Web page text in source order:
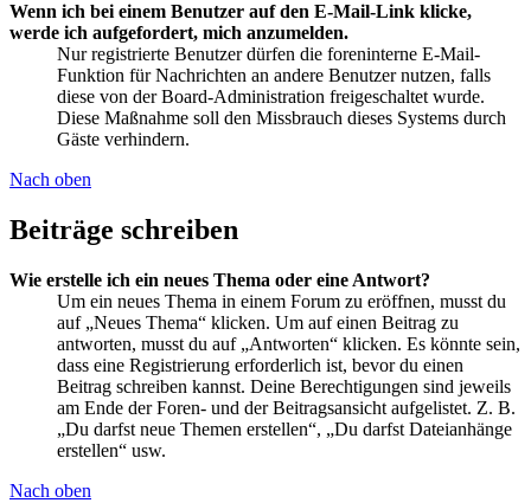
Wenn ich bei einem Benutzer auf den E-Mail-Link klicke,
werde ich aufgefordert, mich anzumelden.
Nur registrierte Benutzer dürfen die foreninterne E-Mail-
Funktion für Nachrichten an andere Benutzer nutzen, falls
diese von der Board-Administration freigeschaltet wurde.
Diese Maßnahme soll den Missbrauch dieses Systems durch
Gäste verhindern.
Nach oben
Beiträge schreiben
Wie erstelle ich ein neues Thema oder eine Antwort?
Um ein neues Thema in einem Forum zu eröffnen, musst du
auf „Neues Thema“ klicken. Um auf einen Beitrag zu
antworten, musst du auf „Antworten“ klicken. Es könnte sein,
dass eine Registrierung erforderlich ist, bevor du einen
Beitrag schreiben kannst. Deine Berechtigungen sind jeweils
am Ende der Foren- und der Beitragsansicht aufgelistet. Z. B.
„Du darfst neue Themen erstellen“, „Du darfst Dateianhänge
erstellen“ usw.
Nach oben